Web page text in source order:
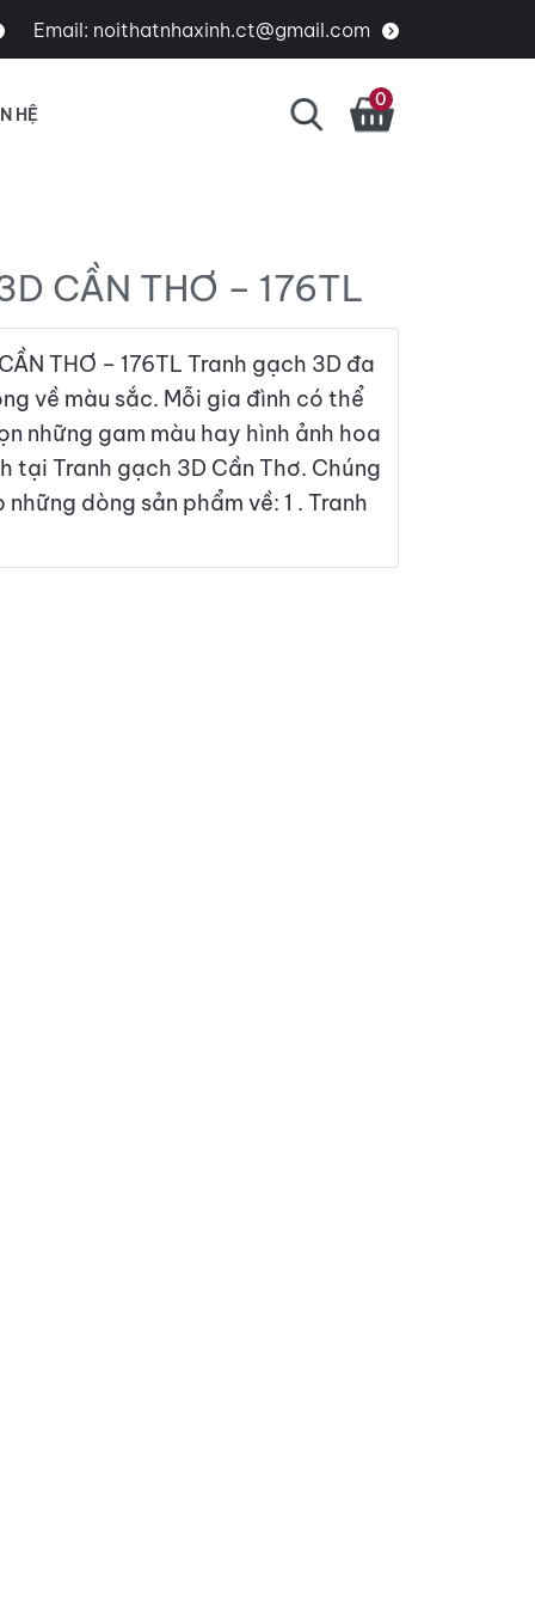
Email: noithatnhaxinh.ct@gmail.com
HỆ
0
CẦN THƠ – 176TL
THƠ – 176TL Tranh gạch 3D đa
về màu sắc. Mỗi gia đình có thể
những gam màu hay hình ảnh hoa
tại Tranh gạch 3D Cần Thơ. Chúng
dòng sản phẩm về: 1 . Tranh